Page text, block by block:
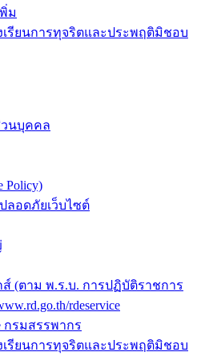
ม
เรียนการทุจริตและประพฤติมิชอบ
นบุคคล
Policy)
ลอดภัยเว็บไซต์
(ตาม พ.ร.บ. การปฏิบัติราชการ
rdeservice
กรมสรรพากร
เรียนการทุจริตและประพฤติมิชอบ